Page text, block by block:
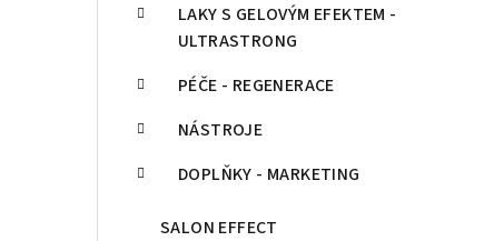
LAKY S GELOVÝM EFEKTEM -
ULTRASTRONG
PÉČE - REGENERACE
NÁSTROJE
DOPLŇKY - MARKETING
SALON EFFECT